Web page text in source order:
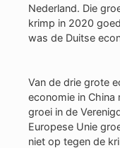
Nederland. Die
krimp in 2020
was de Duitse
Van de drie grote
economie in China
groei in de
Europese Unie
niet op tegen de